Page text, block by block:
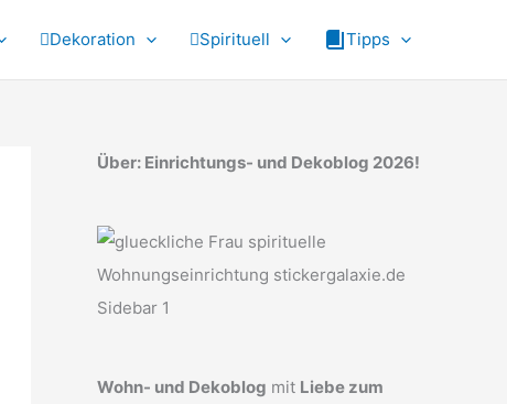
Dekoration Spirituell Tipps
Über: Einrichtungs- und Dekoblog 2026!
Wohn- und Dekoblog mit Liebe zum